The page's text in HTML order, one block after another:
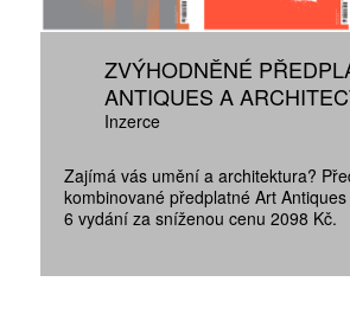
ZVÝHODNĚNÉ
ANTIQUES A
Inzerce
Zajímá vás umění a architektura?
kombinované předplatné Art
6 vydání za sníženou cenu 2098 Kč.